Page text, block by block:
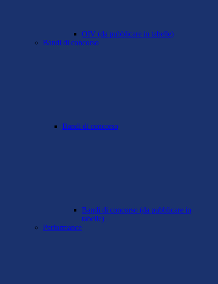
OIV (da pubblicare in tabelle)
Bandi di concorso
Bandi di concorso
Bandi di concorso (da pubblicare in
tabelle)
Performance